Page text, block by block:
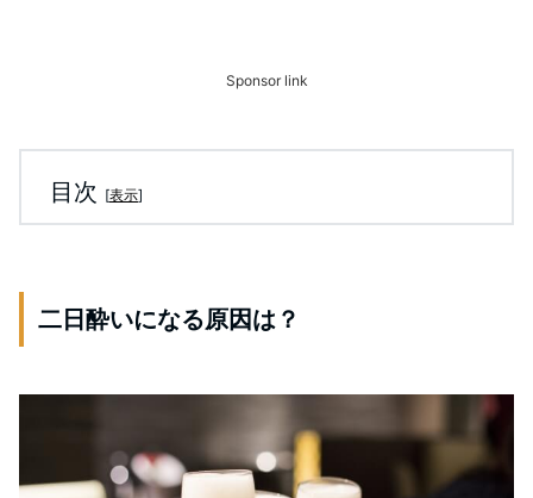
Sponsor link
目次 [表示]
二日酔いになる原因は？